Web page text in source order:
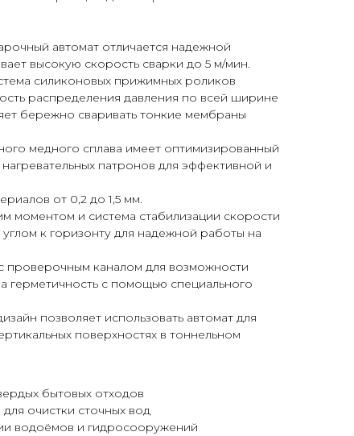
автомат отличается надежной
высокую скорость сварки до 5 м/мин.
силиконовых прижимных роликов
распределения давления по всей ширине
бережно сваривать тонкие мембраны
медного сплава имеет оптимизированный
патронов для эффективной и
от 0,2 до 1,5 мм.
моментом и система стабилизации скорости
к горизонту для надежной работы на
каналом для возможности
герметичность с помощью специального
позволяет использовать автомат для
поверхностях в тоннельном
бытовых отходов
очистки сточных вод
водоёмов и гидросооружений